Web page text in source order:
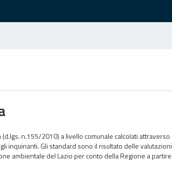
n.155/2010) a livello comunale calcolati attraverso
inquinanti. Gli standard sono il risultato delle valutazioni
ambientale del Lazio per conto della Regione a partire